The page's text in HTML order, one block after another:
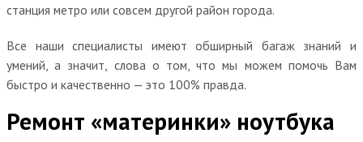
станция метро или совсем другой район города.
Все наши специалисты имеют обширный багаж знаний и
умений, а значит, слова о том, что мы можем помочь Вам
быстро и качественно — это 100% правда.
Ремонт «материнки» ноутбука